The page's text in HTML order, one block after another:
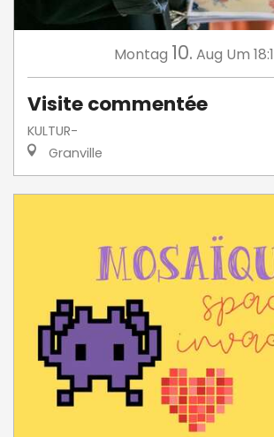
Montag 10. Aug Um
Visite commentée
KULTUR-
Granville